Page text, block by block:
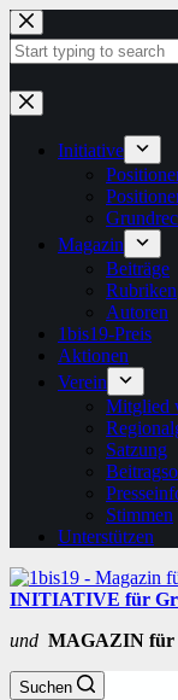
Zum
Inhalt
springen
Keine
Ergebnisse
Initiative
Magazin
Beiträge
Rubriken
Autoren
1bis19-Preis
Aktionen
Verein
Mitglied
Satzung
Stimmen
Unterstützen
INITIATIVE für
und MAGAZIN für
Suchen